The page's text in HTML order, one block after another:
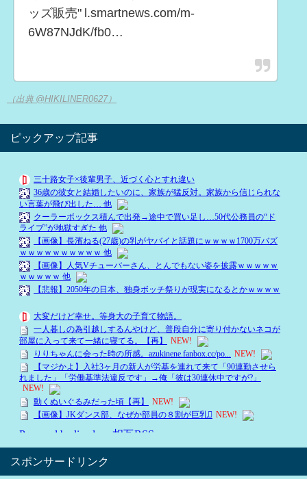
ッズ販売" l.smartnews.com/m-
6W87NJdK/fb0…
（出典 @HIKILINER0627）
ピックアップ記事
スポンサードリンク